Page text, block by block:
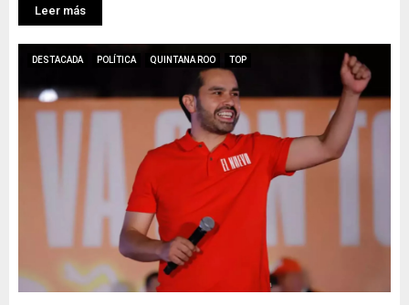
Leer más
DESTACADA POLÍTICA QUINTANA ROO TOP